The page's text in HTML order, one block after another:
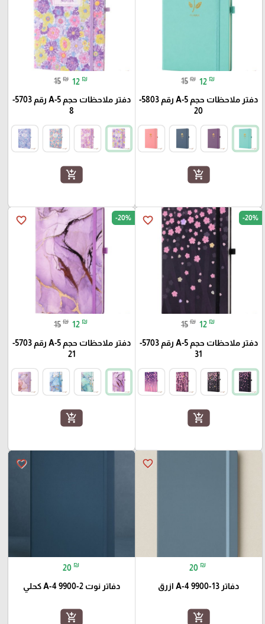
15 ₪ 12 ₪
دفتر ملاحظات حجم A-5 رقم 5803-
20
add_shopping_cart
15 ₪ 12 ₪
دفتر ملاحظات حجم A-5 رقم 5703-
8
add_shopping_cart
favorite_border -20%
15 ₪ 12 ₪
دفتر ملاحظات حجم A-5 رقم 5703-
31
add_shopping_cart
favorite_border -20%
15 ₪ 12 ₪
دفتر ملاحظات حجم A-5 رقم 5703-
21
add_shopping_cart
favorite_border
20 ₪
دفاتر A-4 9900-13 ازرق
add_shopping_cart
favorite_border
20 ₪
دفاتر نوت A-4 9900-2 كحلي
add_shopping_cart